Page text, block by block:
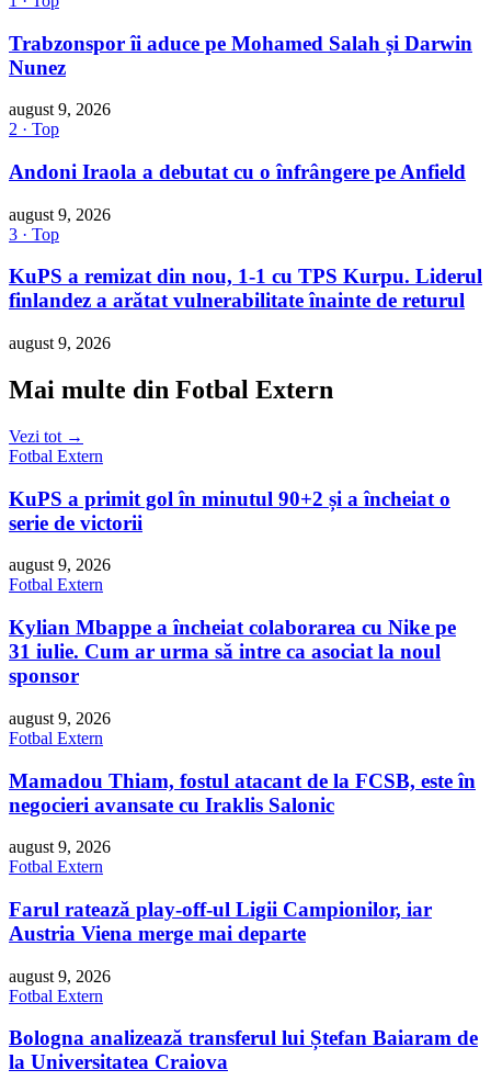
Trabzonspor îi aduce pe Mohamed Salah și Darwin
Nunez
august 9, 2026
2 · Top
Andoni Iraola a debutat cu o înfrângere pe Anfield
august 9, 2026
3 · Top
KuPS a remizat din nou, 1-1 cu TPS Kurpu. Liderul
finlandez a arătat vulnerabilitate înainte de returul
august 9, 2026
Mai multe din Fotbal Extern
Vezi tot →
Fotbal Extern
KuPS a primit gol în minutul 90+2 și a încheiat o
serie de victorii
august 9, 2026
Fotbal Extern
Kylian Mbappe a încheiat colaborarea cu Nike pe
31 iulie. Cum ar urma să intre ca asociat la noul
sponsor
august 9, 2026
Fotbal Extern
Mamadou Thiam, fostul atacant de la FCSB, este în
negocieri avansate cu Iraklis Salonic
august 9, 2026
Fotbal Extern
Farul ratează play-off-ul Ligii Campionilor, iar
Austria Viena merge mai departe
august 9, 2026
Fotbal Extern
Bologna analizează transferul lui Ștefan Baiaram de
la Universitatea Craiova